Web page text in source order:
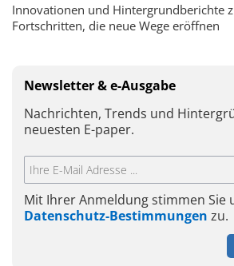
Innovationen und Hintergrundberichte
Fortschritten, die neue Wege eröffnen
Newsletter & e-Ausgabe
Nachrichten, Trends und
neuesten E-paper.
Mit Ihrer Anmeldung stimmen Sie
Datenschutz-Bestimmungen zu.